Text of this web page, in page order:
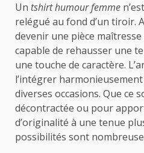
Un tshirt humour femme
relégué au fond d’un tiroir.
devenir une pièce
capable de rehausser une
une touche de caractère.
l’intégrer
diverses occasions. Que ce
décontractée ou pour
d’originalité à une tenue
possibilités sont